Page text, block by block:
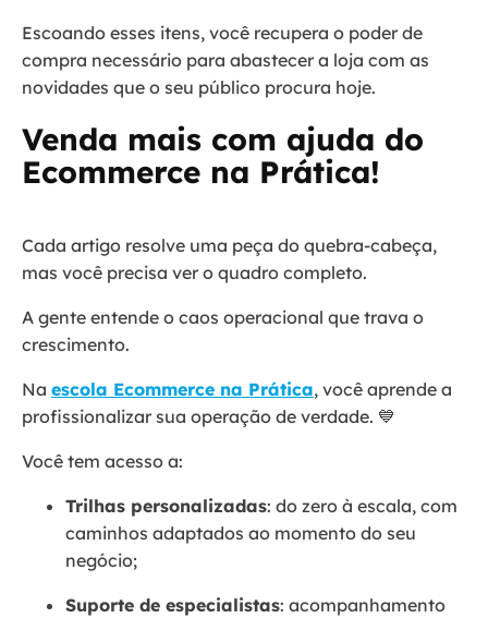
Escoando esses itens, você recupera o poder de
compra necessário para abastecer a loja com as
novidades que o seu público procura hoje.
Venda mais com ajuda do
Ecommerce na Prática!
Cada artigo resolve uma peça do quebra-cabeça,
mas você precisa ver o quadro completo.
A gente entende o caos operacional que trava o
crescimento.
Na escola Ecommerce na Prática, você aprende a
profissionalizar sua operação de verdade. 💙
Você tem acesso a:
Trilhas personalizadas: do zero à escala, com
caminhos adaptados ao momento do seu
negócio;
Suporte de especialistas: acompanhamento